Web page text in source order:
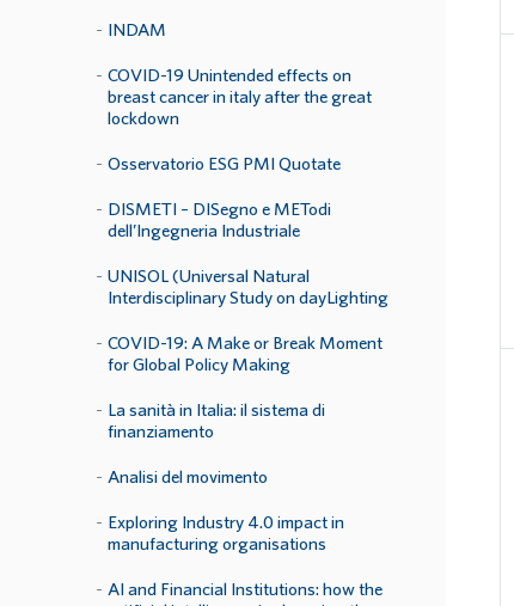
INDAM
COVID-19 Unintended effects on
breast cancer in italy after the great
lockdown
Osservatorio ESG PMI Quotate
DISMETI – DISegno e METodi
dell’Ingegneria Industriale
UNISOL (Universal Natural
Interdisciplinary Study on dayLighting
COVID-19: A Make or Break Moment
for Global Policy Making
La sanità in Italia: il sistema di
finanziamento
Analisi del movimento
Exploring Industry 4.0 impact in
manufacturing organisations
AI and Financial Institutions: how the